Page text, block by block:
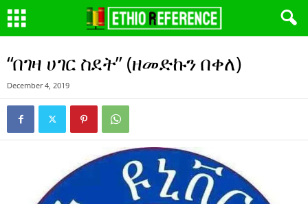
“በገዛ ሀገር ስደት” (ዘመድኩን በቀለ)
December 4, 2019